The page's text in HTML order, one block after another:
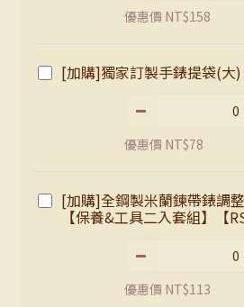
優惠價 NT$158
[加購]獨家訂製手錶提袋(大)
優惠價 NT$78
[加購]全鋼製米蘭鍊帶錶調
【保養&工具二入套組】【
優惠價 NT$113